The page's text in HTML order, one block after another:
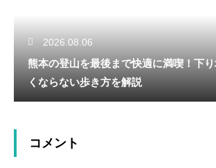
2026.08.06
熊本の登山を最後まで快適に満喫！下
くならない歩き方を解説
コメント